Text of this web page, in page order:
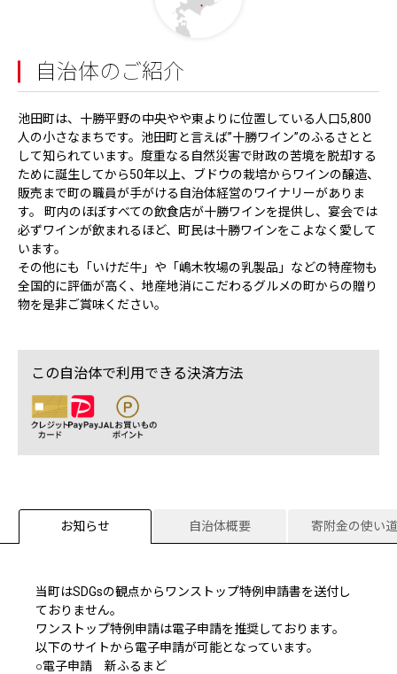
自治体のご紹介
池田町は、十勝平野の中央やや東よりに位置している人口5,800
人の小さなまちです。池田町と言えば”十勝ワイン”のふるさとと
して知られています。度重なる自然災害で財政の苦境を脱却する
ために誕生してから50年以上、ブドウの栽培からワインの醸造、
販売まで町の職員が手がける自治体経営のワイナリーがありま
す。 町内のほぼすべての飲食店が十勝ワインを提供し、宴会では
必ずワインが飲まれるほど、町民は十勝ワインをこよなく愛して
います。
その他にも「いけだ牛」や「嶋木牧場の乳製品」などの特産物も
全国的に評価が高く、地産地消にこだわるグルメの町からの贈り
物を是非ご賞味ください。
この自治体で利用できる決済方法
お知らせ 自治体概要 寄附金の使い道
当町はSDGsの観点からワンストップ特例申請書を送付し
ておりません。
ワンストップ特例申請は電子申請を推奨しております。
以下のサイトから電子申請が可能となっています。
○電子申請 新ふるまど